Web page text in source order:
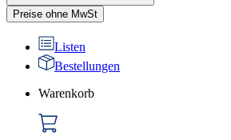
Preise ohne MwSt
Listen
Bestellungen
Warenkorb